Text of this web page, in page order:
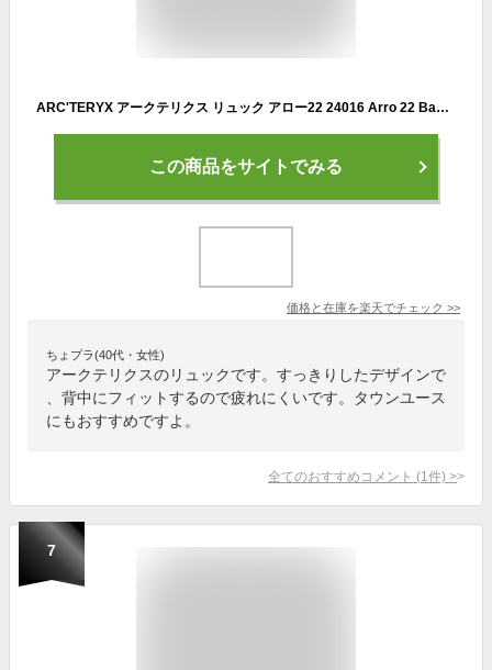
ARC'TERYX アークテリクス リュック アロー22 24016 Arro 22 Backpack 24K-Black バックパック デイバック メンズ
この商品をサイトでみる
価格と在庫を楽天でチェック >>
ちょプラ(40代・女性)
アークテリクスのリュックです。すっきりしたデザインで
、背中にフィットするので疲れにくいです。タウンユース
にもおすすめですよ。
全てのおすすめコメント (1 件) >
7